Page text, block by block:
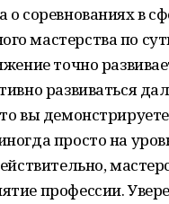
о соревнованиях в
мастерства по
точно
развиваться
вы
просто на
профессии.